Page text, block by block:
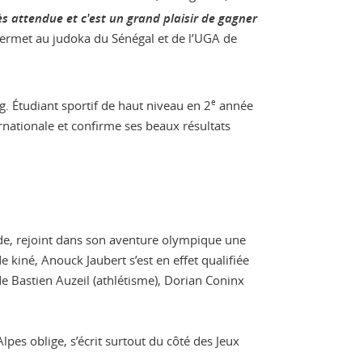
attendue et c'est un grand plaisir de gagner
au judoka du Sénégal et de l’UGA de
Étudiant sportif de haut niveau en 2e année
et confirme ses beaux résultats
rejoint dans son aventure olympique une
kiné, Anouck Jaubert s’est en effet qualifiée
Bastien Auzeil (athlétisme), Dorian Coninx
oblige, s’écrit surtout du côté des Jeux